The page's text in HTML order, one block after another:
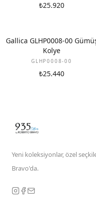
₺25.920
Gallica GLHP0008-00
Kolye
GLHP0008-00
₺25.440
Yeni koleksiyonlar, özel
Bravo'da.